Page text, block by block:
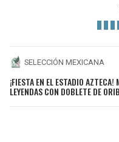
SELECCIÓN MEXICANA
¡FIESTA EN EL ESTADIO
LEYENDAS CON DOBLETE DE